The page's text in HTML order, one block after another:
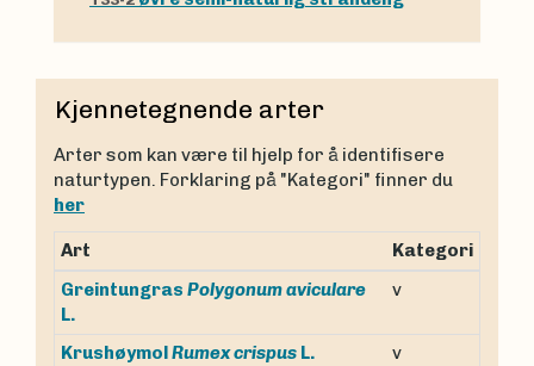
Kjennetegnende arter
Arter som kan være til hjelp for å identifisere
naturtypen. Forklaring på "Kategori" finner du
her
Art
Kategori
Greintungras Polygonum aviculare
L.
v
KrushøymolRumex crispus L.
v